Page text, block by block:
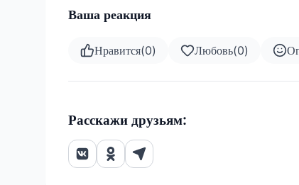
Ваша реакция
Нравится(0) Любовь(0)
Расскажи друзьям: